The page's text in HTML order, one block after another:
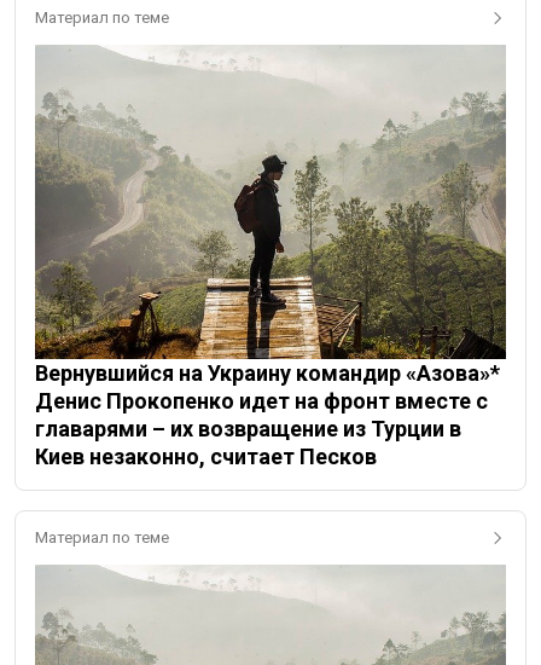
Материал по теме
Вернувшийся на Украину командир «Азова»*
Денис Прокопенко идет на фронт вместе с
главарями – их возвращение из Турции в
Киев незаконно, считает Песков
Материал по теме